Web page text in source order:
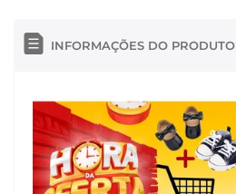
INFORMAÇÕES DO PRODUTO